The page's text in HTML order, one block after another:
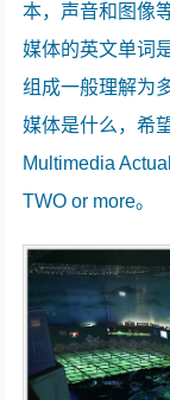
本，声音和图像
媒体的英文单词
组成一般理解为
媒体是什么，希
Multimedia
TWO or more。